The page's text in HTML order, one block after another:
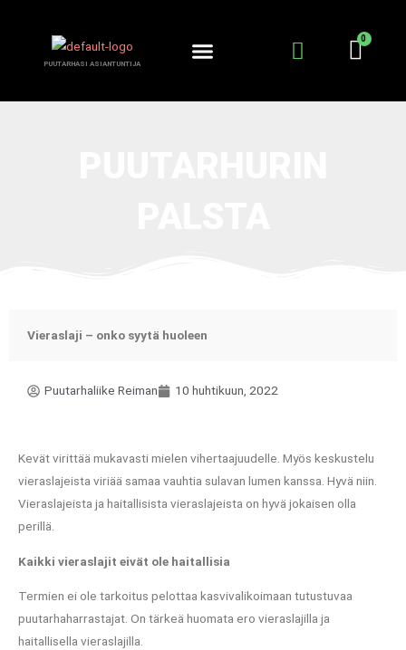
PUUTARHASI ASIANTUNTIJA
Vieraslaji – onko syytä huoleen
Puutarhaliike Reiman 10 huhtikuun, 2022
Kevät virittää mukavasti mielen vihertaajuudelle. Myös keskustelu
vieraslajeista viriää samaa vauhtia sulavan lumen kanssa. Hyvä niin.
Vieraslajeista ja haitallisista vieraslajeista on hyvä jokaisen olla
perillä.
Kaikki vieraslajit eivät ole haitallisia
Termien ei ole tarkoitus pelottaa kasvivalikoimaan tutustuvaa
puutarhaharrastajat. On tärkeä huomata ero vieraslajilla ja
haitallisella vieraslajilla.